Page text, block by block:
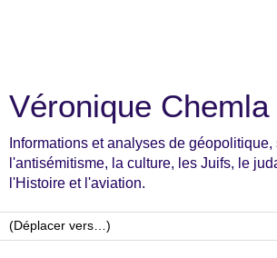
Véronique Chemla
Informations et analyses de géopolitique,
l'antisémitisme, la culture, les Juifs, le
l'Histoire et l'aviation.